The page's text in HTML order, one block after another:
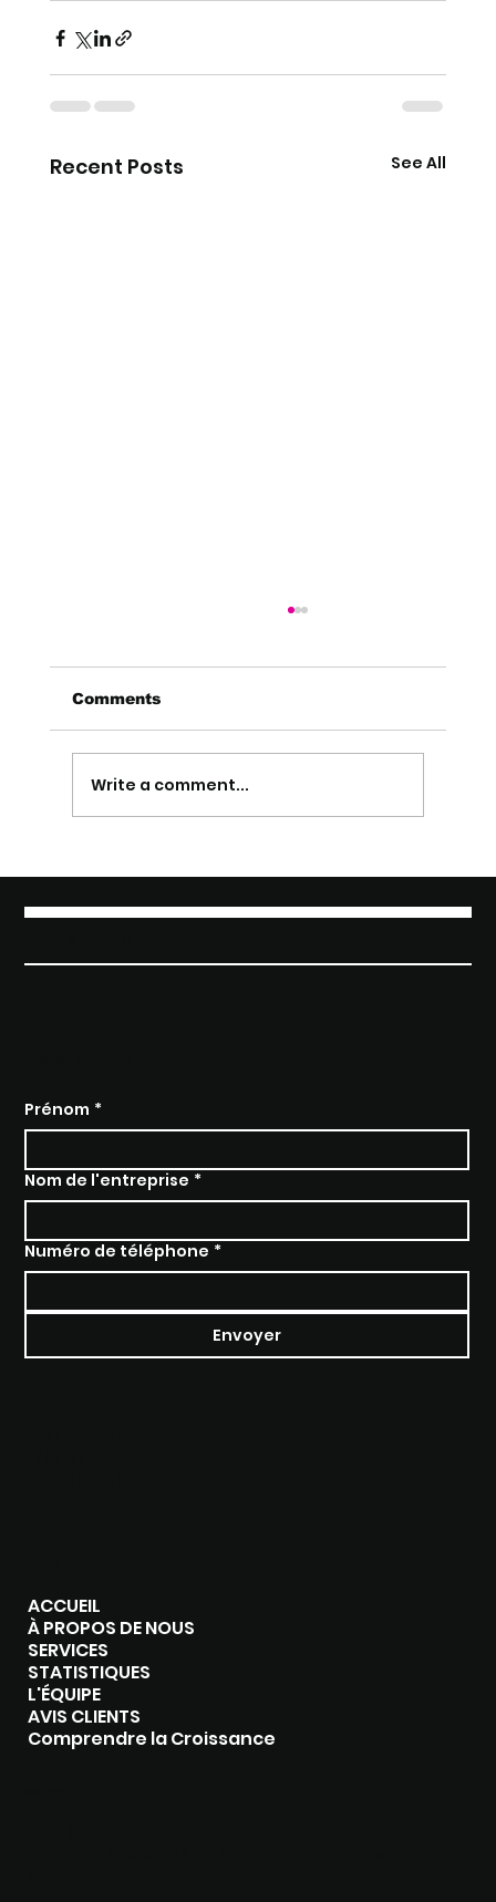
Prénom *
Nom de l'entreprise *
Numéro de téléphone *
Envoyer
ACCUEIL
À PROPOS DE NOUS
SERVICES
STATISTIQUES
L'ÉQUIPE
AVIS CLIENTS
Comprendre la Croissance
Recent Posts See All
Comments
Write a comment...